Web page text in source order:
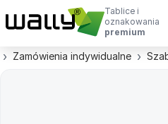
Tablice i
oznakowania
premium
Zamówienia indywidualne